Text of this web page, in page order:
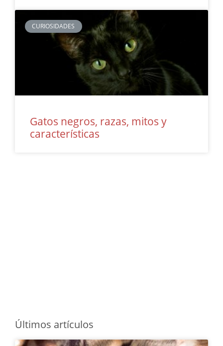
CURIOSIDADES
Gatos negros, razas, mitos y
características
Últimos artículos